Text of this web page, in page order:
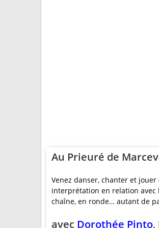
Au Prieuré de
Venez danser, chanter et
interprétation en relation avec
chaîne, en ronde… autant de
avec Dorothée Pinto,